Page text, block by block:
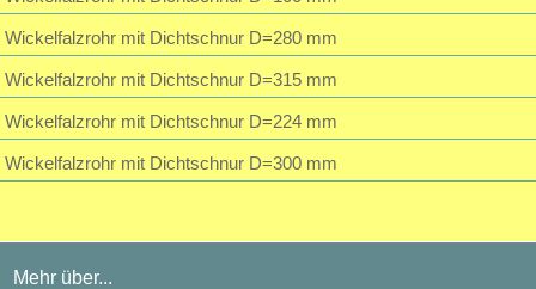
Wickelfalzrohr mit Dichtschnur D=280 mm
Wickelfalzrohr mit Dichtschnur D=315 mm
Wickelfalzrohr mit Dichtschnur D=224 mm
Wickelfalzrohr mit Dichtschnur D=300 mm
Mehr über...